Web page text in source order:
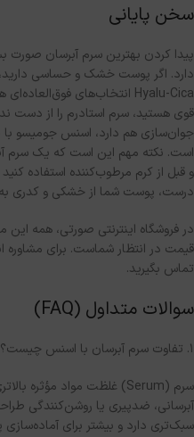
سخن پایانی
پیدا کردن بهترین سرم آبرسان صورت
دارد. اگر پوست خشک و حساسی دارید،
Hyalu-Cica انتخاب‌های فوق‌العاده‌ای
قوی هستید، سرم استادرم را از دست
جوان‌سازی هم دارد، اسنس جومیسو با
است. نکته مهم این است که یک سرم
و قبل از کرم مرطوب‌کننده استفاده کنید
درست، پوست شما از خشکی و کدری
در فروشگاه اینترنتی صورتی، همه
قیمت در انتظار شماست. برای مشاوره
تماس بگیرید.
سوالات متداول (FAQ)
۱. تفاوت سرم آبرسان با اسنس چیست؟
سرم (Serum)
غلظت مواد مؤثره
آبرسانی، ضدپیری یا روشن‌کنندگی
سبک‌تری دارد و بیشتر برای